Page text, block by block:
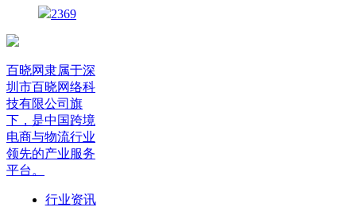
2369
百晓网隶属于深
圳市百晓网络科
技有限公司旗
下，是中国跨境
电商与物流行业
领先的产业服务
平台。
行业资讯